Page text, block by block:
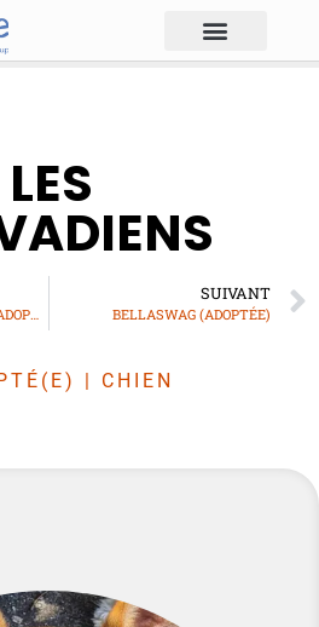
LES
KIWI (Ex-PATTENROND) (ADOPTÉ)
SUIVANT
BELLASWAG (ADOPTÉE)
| CHIEN